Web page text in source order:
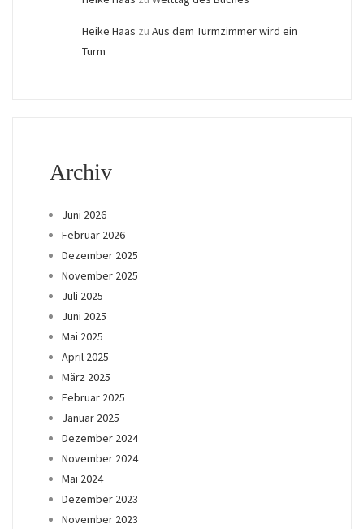
Heike Haas zu Aus dem Turmzimmer wird ein
Turm
Archiv
Juni 2026
Februar 2026
Dezember 2025
November 2025
Juli 2025
Juni 2025
Mai 2025
April 2025
März 2025
Februar 2025
Januar 2025
Dezember 2024
November 2024
Mai 2024
Dezember 2023
November 2023